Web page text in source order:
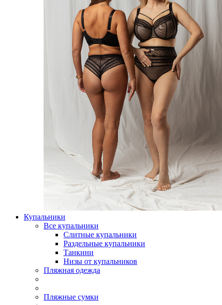
Купальники
Все купальники
Слитные купальники
Раздельные купальники
Танкини
Низы от купальников
Пляжная одежда
Пляжные сумки